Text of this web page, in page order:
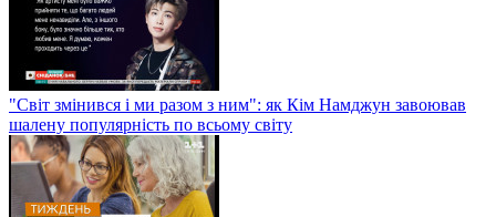
"Світ змінився і ми разом з ним": як Кім Намджун завоював
шалену популярність по всьому світу